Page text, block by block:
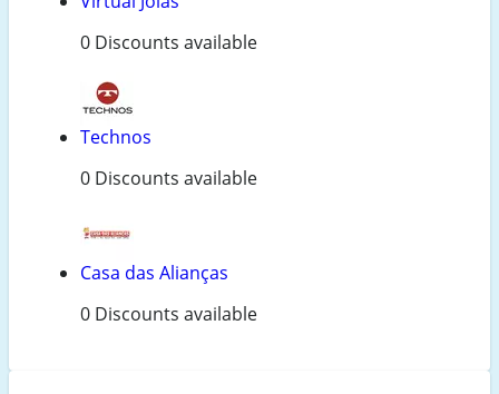
0 Discounts available
Technos
0 Discounts available
Casa das Alianças
0 Discounts available